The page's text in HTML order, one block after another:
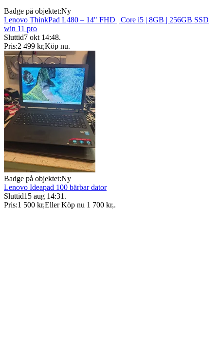
Badge på objektet:Ny
Lenovo ThinkPad L480 – 14" FHD | Core i5 | 8GB | 256GB SSD
win 11 pro
Sluttid7 okt 14:48.
Pris:2 499 kr,Köp nu.
Badge på objektet:Ny
Lenovo Ideapad 100 bärbar dator
Sluttid15 aug 14:31 .
Pris:1 500 kr,Eller Köp nu 1 700 kr,.